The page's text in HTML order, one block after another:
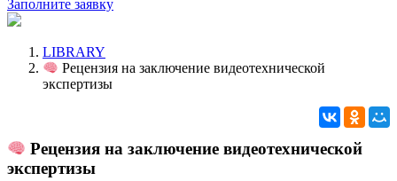
Заполните заявку
LIBRARY
Рецензия на заключение видеотехнической
экспертизы
Рецензия на заключение видеотехнической
экспертизы